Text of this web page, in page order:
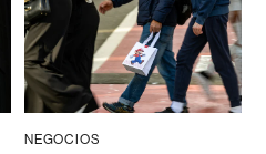
NEGOCIOS